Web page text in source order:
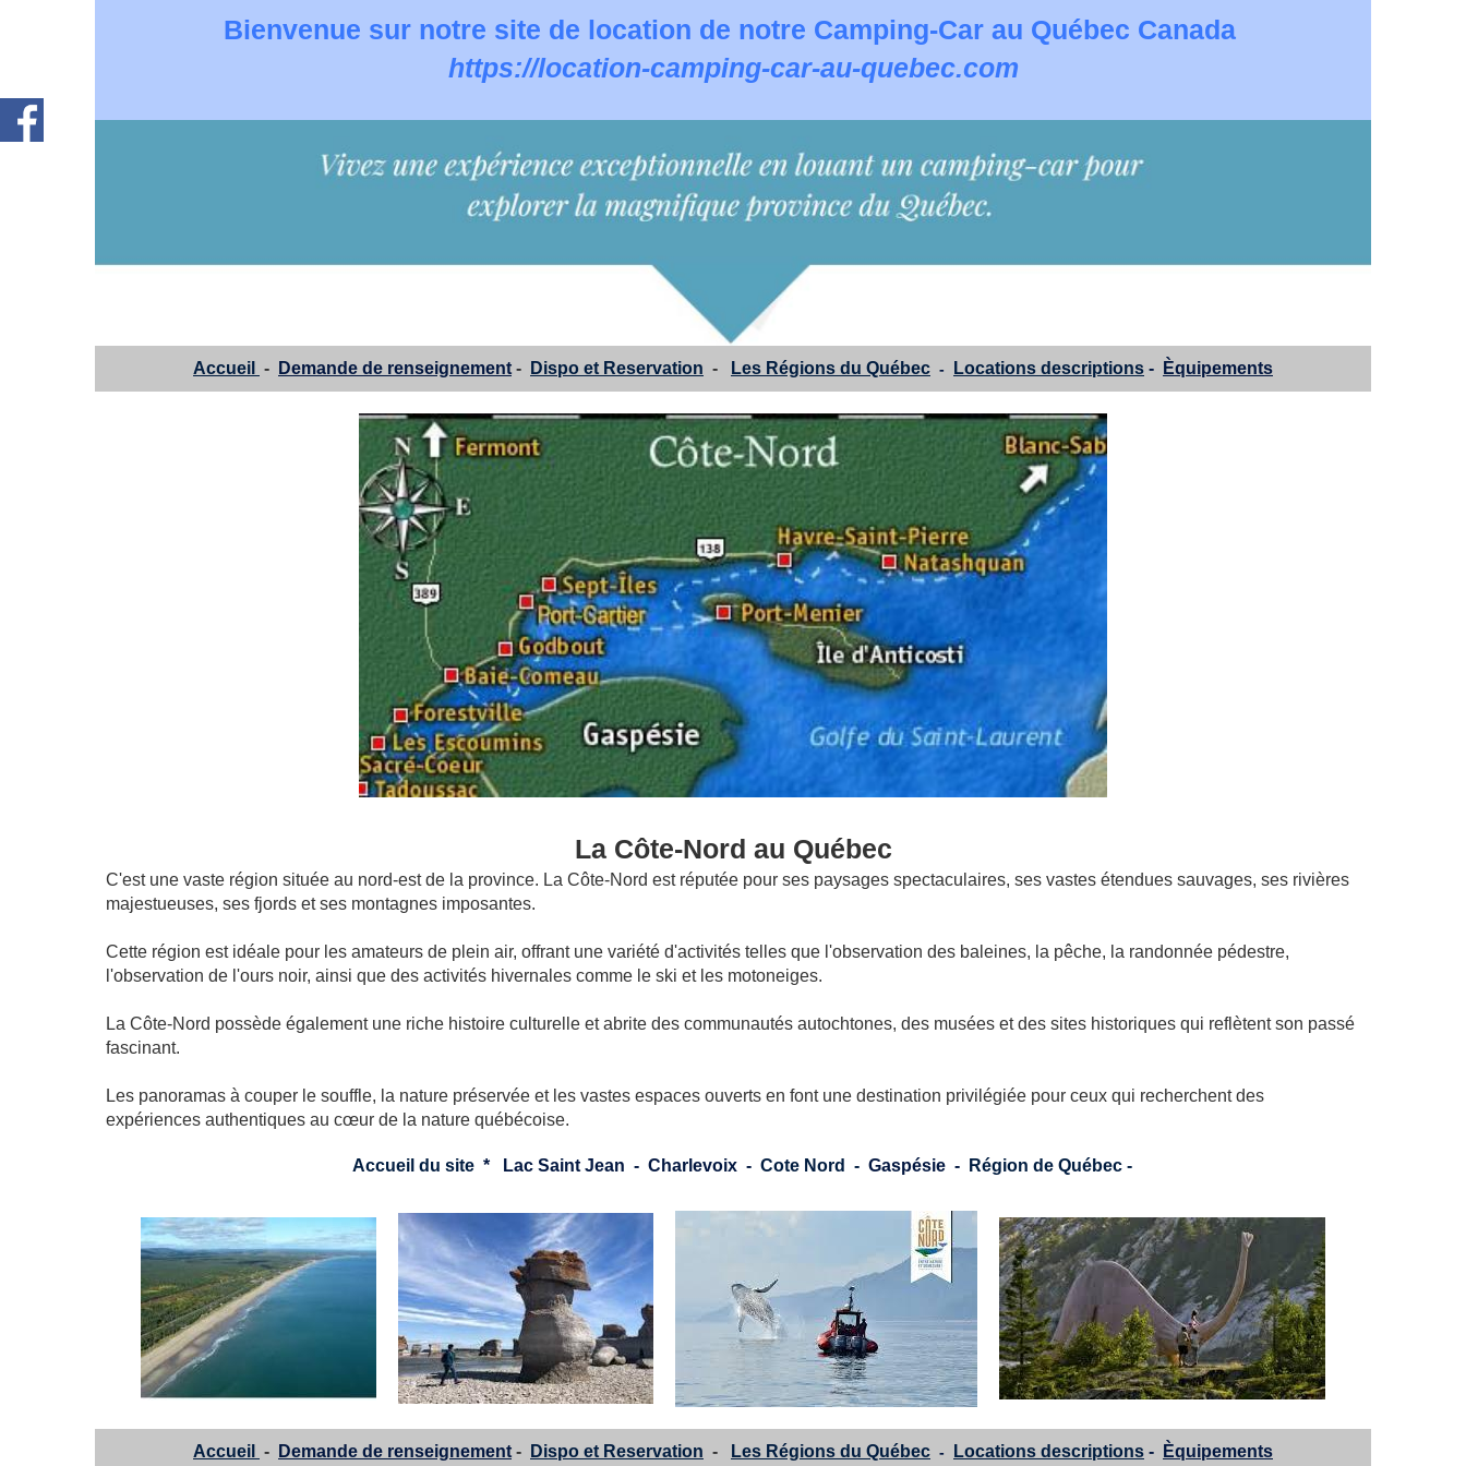
Bienvenue sur notre site de location de notre Camping-Car au Québec Canada
https://location-camping-car-au-quebec.com
Accueil - Demande de renseignement - Dispo et Reservation - Les Régions du Québec - Locations descriptions - Èquipements
La Côte-Nord au Québec
C'est une vaste région située au nord-est de la province. La Côte-Nord est réputée pour ses paysages spectaculaires, ses vastes étendues sauvages, ses rivières
majestueuses, ses fjords et ses montagnes imposantes.
Cette région est idéale pour les amateurs de plein air, offrant une variété d'activités telles que l'observation des baleines, la pêche, la randonnée pédestre,
l'observation de l'ours noir, ainsi que des activités hivernales comme le ski et les motoneiges.
La Côte-Nord possède également une riche histoire culturelle et abrite des communautés autochtones, des musées et des sites historiques qui reflètent son passé
fascinant.
Les panoramas à couper le souffle, la nature préservée et les vastes espaces ouverts en font une destination privilégiée pour ceux qui recherchent des
expériences authentiques au cœur de la nature québécoise.
Accueil du site * Lac Saint Jean - Charlevoix- Cote Nord - Gaspésie- Région de Québec-
Accueil - Demande de renseignement - Dispo et Reservation - Les Régions du Québec - Locations descriptions - Èquipements